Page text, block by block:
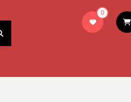
0